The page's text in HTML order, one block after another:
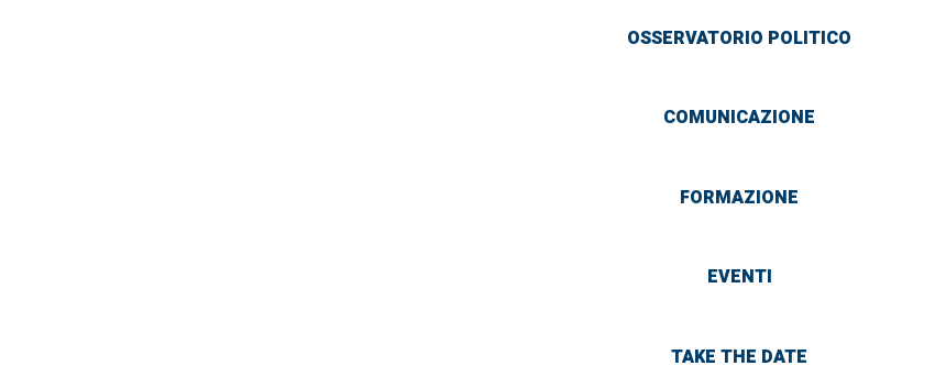
OSSERVATORIO POLITICO
COMUNICAZIONE
FORMAZIONE
EVENTI
TAKE THE DATE